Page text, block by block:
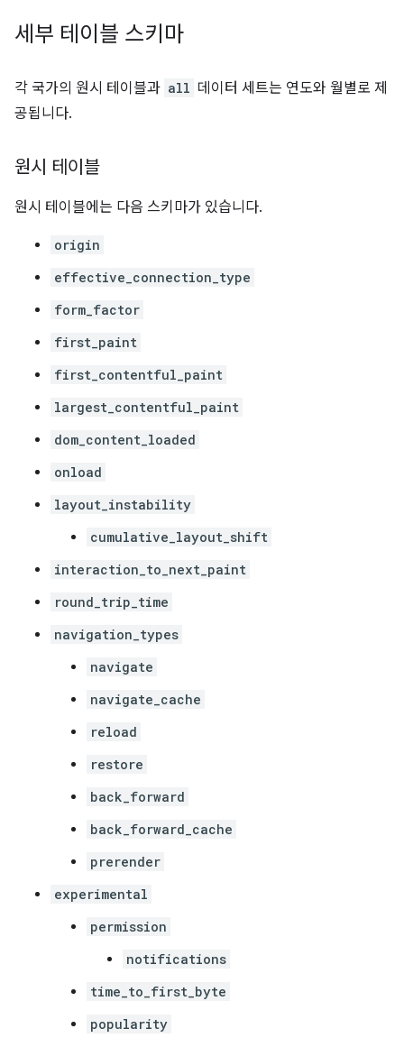
세부 테이블 스키마
각 국가의 원시 테이블과 all 데이터 세트는 연도와 월별로 제
공됩니다.
원시 테이블
원시 테이블에는 다음 스키마가 있습니다.
origin
effective_connection_type
form_factor
first_paint
first_contentful_paint
largest_contentful_paint
dom_content_loaded
onload
layout_instability
cumulative_layout_shift
interaction_to_next_paint
round_trip_time
navigation_types
navigate
navigate_cache
reload
restore
back_forward
back_forward_cache
prerender
experimental
permission
notifications
time_to_first_byte
popularity